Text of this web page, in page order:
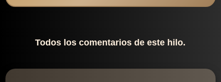
Todos los comentarios de este hilo.